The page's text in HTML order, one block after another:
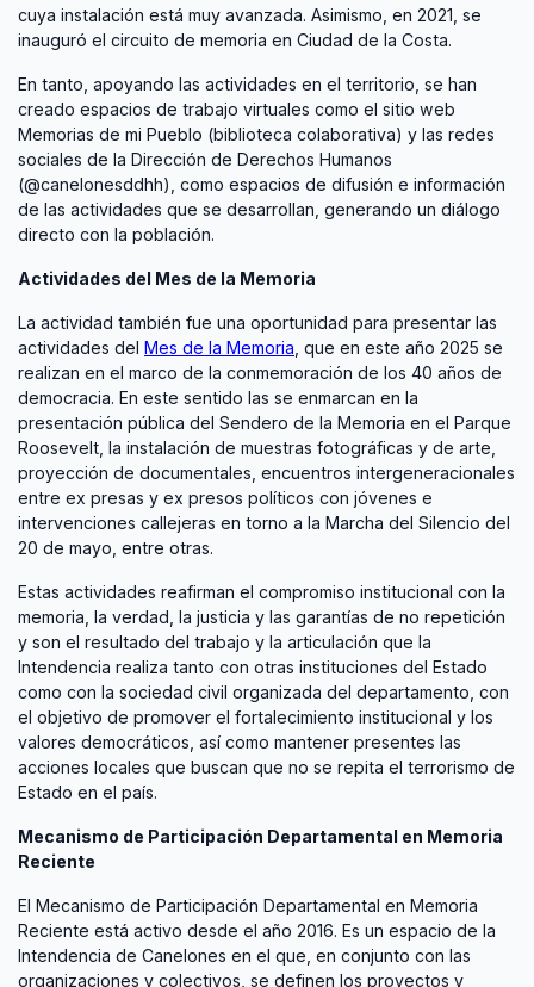
cuya instalación está muy avanzada. Asimismo, en 2021, se
inauguró el circuito de memoria en Ciudad de la Costa.
En tanto, apoyando las actividades en el territorio, se han
creado espacios de trabajo virtuales como el sitio web
Memorias de mi Pueblo (biblioteca colaborativa) y las redes
sociales de la Dirección de Derechos Humanos
(@canelonesddhh), como espacios de difusión e información
de las actividades que se desarrollan, generando un diálogo
directo con la población.
Actividades del Mes de la Memoria
La actividad también fue una oportunidad para presentar las
actividades del Mes de la Memoria , que en este año 2025 se
realizan en el marco de la conmemoración de los 40 años de
democracia. En este sentido las se enmarcan en la
presentación pública del Sendero de la Memoria en el Parque
Roosevelt, la instalación de muestras fotográficas y de arte,
proyección de documentales, encuentros intergeneracionales
entre ex presas y ex presos políticos con jóvenes e
intervenciones callejeras en torno a la Marcha del Silencio del
20 de mayo, entre otras.
Estas actividades reafirman el compromiso institucional con la
memoria, la verdad, la justicia y las garantías de no repetición
y son el resultado del trabajo y la articulación que la
Intendencia realiza tanto con otras instituciones del Estado
como con la sociedad civil organizada del departamento, con
el objetivo de promover el fortalecimiento institucional y los
valores democráticos, así como mantener presentes las
acciones locales que buscan que no se repita el terrorismo de
Estado en el país.
Mecanismo de Participación Departamental en Memoria
Reciente
El Mecanismo de Participación Departamental en Memoria
Reciente está activo desde el año 2016. Es un espacio de la
Intendencia de Canelones en el que, en conjunto con las
organizaciones y colectivos, se definen los proyectos y